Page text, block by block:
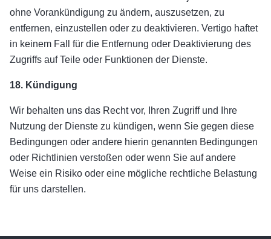
ohne Vorankündigung zu ändern, auszusetzen, zu
entfernen, einzustellen oder zu deaktivieren. Vertigo haftet
in keinem Fall für die Entfernung oder Deaktivierung des
Zugriffs auf Teile oder Funktionen der Dienste.
18. Kündigung
Wir behalten uns das Recht vor, Ihren Zugriff und Ihre
Nutzung der Dienste zu kündigen, wenn Sie gegen diese
Bedingungen oder andere hierin genannten Bedingungen
oder Richtlinien verstoßen oder wenn Sie auf andere
Weise ein Risiko oder eine mögliche rechtliche Belastung
für uns darstellen.